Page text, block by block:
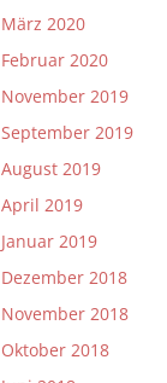
März 2020
Februar 2020
November 2019
September 2019
August 2019
April 2019
Januar 2019
Dezember 2018
November 2018
Oktober 2018